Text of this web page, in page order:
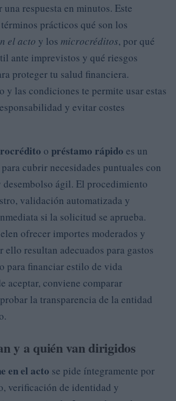
respuesta en minutos. Este
prácticos qué son los
el acto y los microcréditos, por qué
ante imprevistos y qué riesgos
proteger tu salud financiera.
y las condiciones te permite usar estas
y evitar costes
o préstamo rápido es un
cubrir necesidades puntuales con
ágil. El procedimiento
validación automatizada y
si la solicitud se aprueba.
ofrecer importes moderados y
ello resultan adecuados para gastos
para financiar estilo de vida
aceptar, conviene comparar
la transparencia de la entidad
y a quién van dirigidos
en el acto se pide íntegramente por
verificación de identidad y